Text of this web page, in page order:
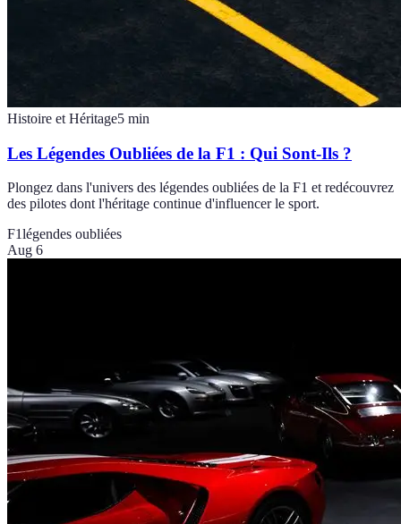
Histoire et Héritage5 min
Les Légendes Oubliées de la F1 : Qui Sont-Ils ?
Plongez dans l'univers des légendes oubliées de la F1 et redécouvrez
des pilotes dont l'héritage continue d'influencer le sport.
F1légendes oubliées
Aug 6